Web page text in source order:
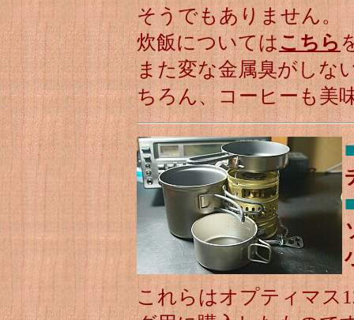
そうでもありません。
炊飯については こちら
また変な金属臭がしな
ちろん、コーヒーも美
これらはオプティマス